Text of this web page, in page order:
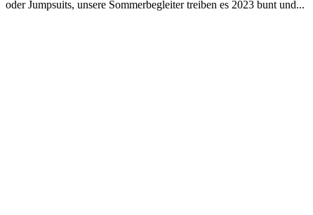
oder Jumpsuits, unsere Sommerbegleiter treiben es 2023 bunt und...